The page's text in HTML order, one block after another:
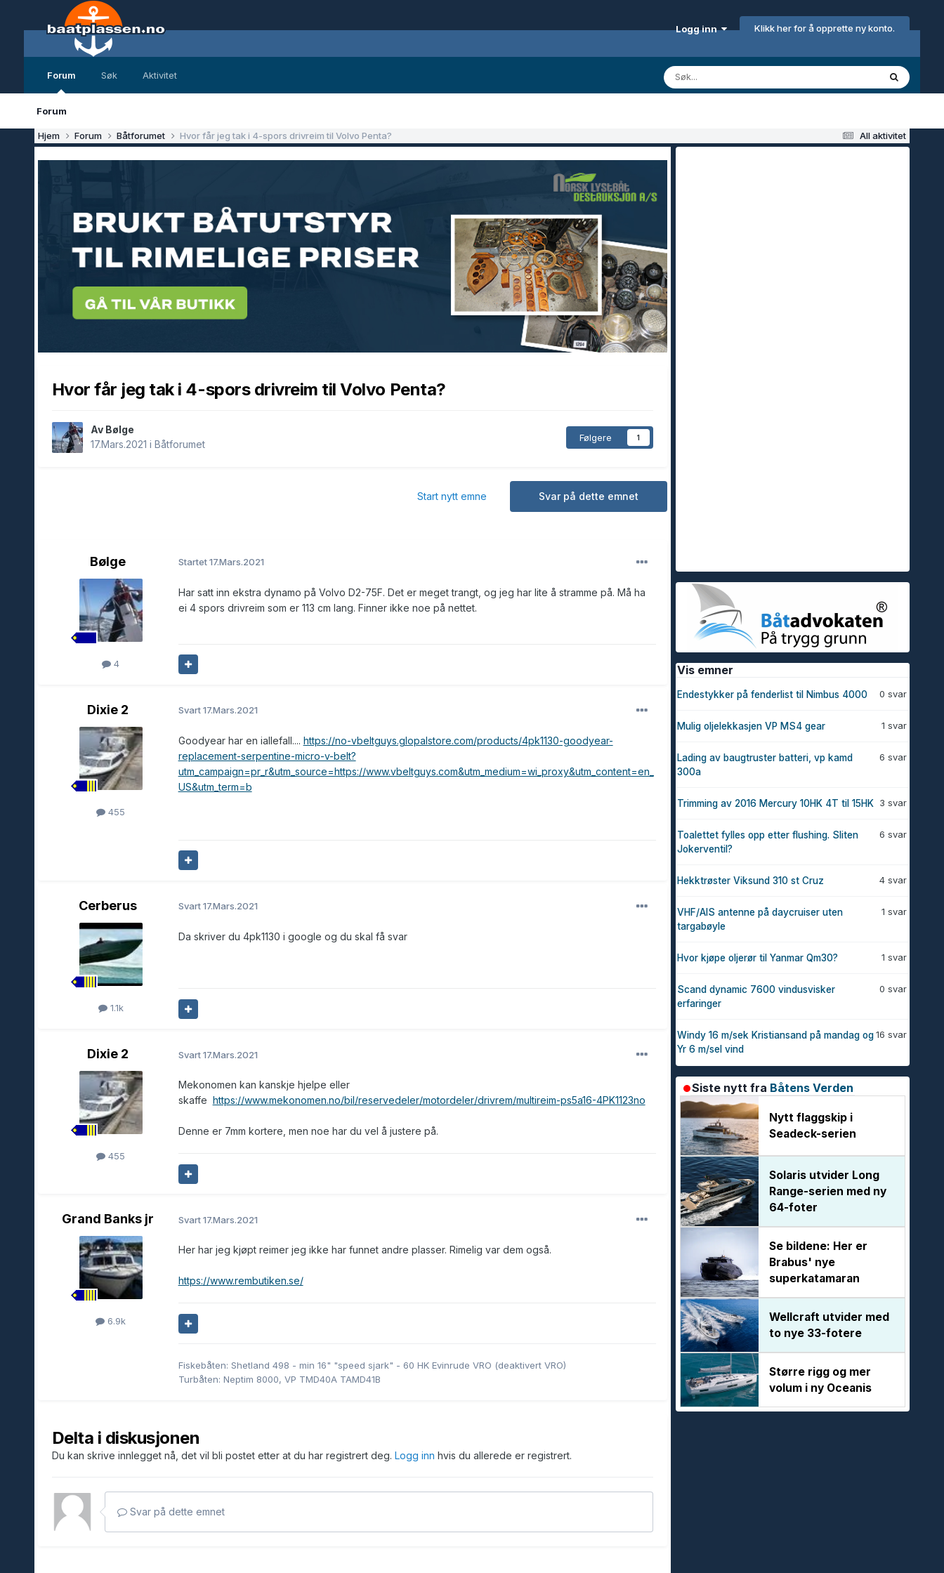
Logg inn Klikk her for å opprette ny konto.
Forum
Forum
Søk Aktivitet
All aktivitet
Hjem Forum Båtforumet Hvor får jeg tak i 4-spors drivreim til Volvo Penta?
Hvor får jeg tak i 4-spors drivreim til Volvo Penta?
Av Bølge
17.Mars.2021 i Båtforumet
Følgere 1
Svar på dette emnet
Start nytt emne
Bølge
4
Startet17.Mars.2021
Har satt inn ekstra dynamo på Volvo D2-75F. Det er meget trangt, og jeg har lite å stramme på. Må ha
ei 4 spors drivreim som er 113 cm lang. Finner ikke noe på nettet.
Dixie 2
455
Svart17.Mars.2021
Goodyear har en iallefall.... https://no-vbeltguys.glopalstore.com/products/4pk1130-goodyear-
replacement-serpentine-micro-v-belt?
utm_campaign=pr_r&utm_source=https://www.vbeltguys.com&utm_medium=wi_proxy&utm_content=en_
US&utm_term=b
Cerberus
1.1k
Svart17.Mars.2021
Da skriver du 4pk1130 i google og du skal få svar
Dixie 2
455
Svart17.Mars.2021
Mekonomen kan kanskje hjelpe eller
skaffe https://www.mekonomen.no/bil/reservedeler/motordeler/drivrem/multireim-ps5a16-4PK1123no
Denne er 7mm kortere, men noe har du vel å justere på.
Grand Banks jr
6.9k
Svart17.Mars.2021
Her har jeg kjøpt reimer jeg ikke har funnet andre plasser. Rimelig var dem også.
https://www.rembutiken.se/
Fiskebåten: Shetland 498 - min 16" "speed sjark" - 60 HK Evinrude VRO (deaktivert VRO)
Turbåten: Neptim 8000, VP TMD40A TAMD41B
Delta i diskusjonen
Du kan skrive innlegget nå, det vil bli postet etter at du har registrert deg. Logg inn hvis du allerede er registrert.
Svar på dette emnet
Vis emner
0 svar
Endestykker på fenderlist til Nimbus 4000
1 svar
Mulig oljelekkasjen VP MS4 gear
6 svar
Lading av baugtruster batteri, vp kamd
300a
3 svar
Trimming av 2016 Mercury 10HK 4T til 15HK
6 svar
Toalettet fylles opp etter flushing. Sliten
Jokerventil?
4 svar
Hekktrøster Viksund 310 st Cruz
1 svar
VHF/AIS antenne på daycruiser uten
targabøyle
1 svar
Hvor kjøpe oljerør til Yanmar Qm30?
0 svar
Scand dynamic 7600 vindusvisker
erfaringer
16 svar
Windy 16 m/sek Kristiansand på mandag og
Yr 6 m/sel vind
Siste nytt fra Båtens Verden
Nytt flaggskip i
Seadeck-serien
Solaris utvider Long
Range-serien med ny
64-foter
Se bildene: Her er
Brabus' nye
superkatamaran
Wellcraft utvider med
to nye 33-fotere
Større rigg og mer
volum i ny Oceanis